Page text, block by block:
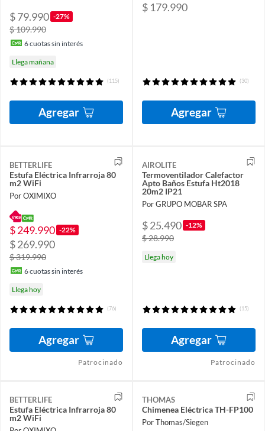
$ 79.990 -27%
$ 109.990
6cuotas sin interés
Llega mañana
(115)
Agregar
$ 179.990
(30)
Agregar
BETTERLIFE
Estufa Eléctrica Infrarroja 80
m2 WiFi
Por OXIMIXO
$ 249.990 -22%
$ 269.990
$ 319.990
6cuotas sin interés
Llega hoy
(76)
Agregar
Patrocinado
AIROLITE
Termoventilador Calefactor
Apto Baños Estufa Ht2018
20m2 IP21
Por GRUPO MOBAR SPA
$ 25.490 -12%
$ 28.990
Llega hoy
(15)
Agregar
Patrocinado
BETTERLIFE
Estufa Eléctrica Infrarroja 80
m2 WiFi
THOMAS
Chimenea Eléctrica TH-FP100
Por Thomas/Siegen